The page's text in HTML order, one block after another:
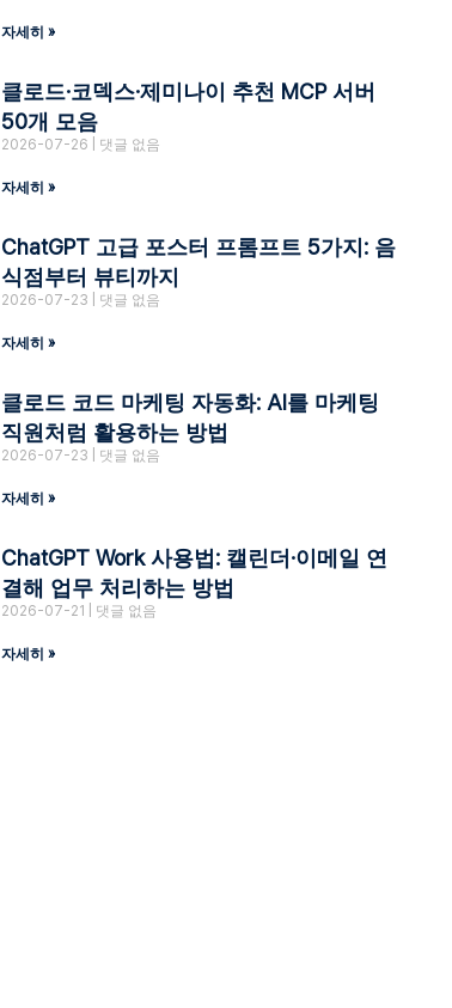
자세히 »
클로드·코덱스·제미나이 추천 MCP 서버
50개 모음
2026-07-26 댓글 없음
자세히 »
ChatGPT 고급 포스터 프롬프트 5가지: 음
식점부터 뷰티까지
2026-07-23 댓글 없음
자세히 »
클로드 코드 마케팅 자동화: AI를 마케팅
직원처럼 활용하는 방법
2026-07-23 댓글 없음
자세히 »
ChatGPT Work 사용법: 캘린더·이메일 연
결해 업무 처리하는 방법
2026-07-21 댓글 없음
자세히 »